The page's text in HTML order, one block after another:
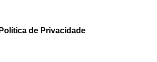
Política de Privacidade